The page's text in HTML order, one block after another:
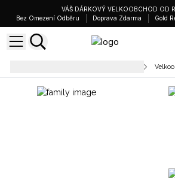
VÁŠ DÁRKOVÝ VELKOOBCHOD OD
Bez Omezení Odběru
Doprava Zdarma Gold